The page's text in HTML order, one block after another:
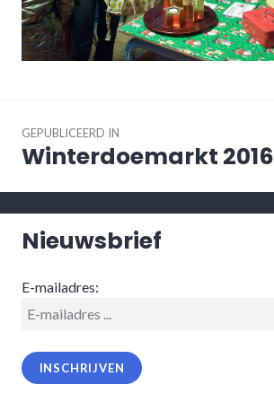
navigatie
GEPUBLICEERD IN
Winterdoemarkt 2016
Nieuwsbrief
E-mailadres: